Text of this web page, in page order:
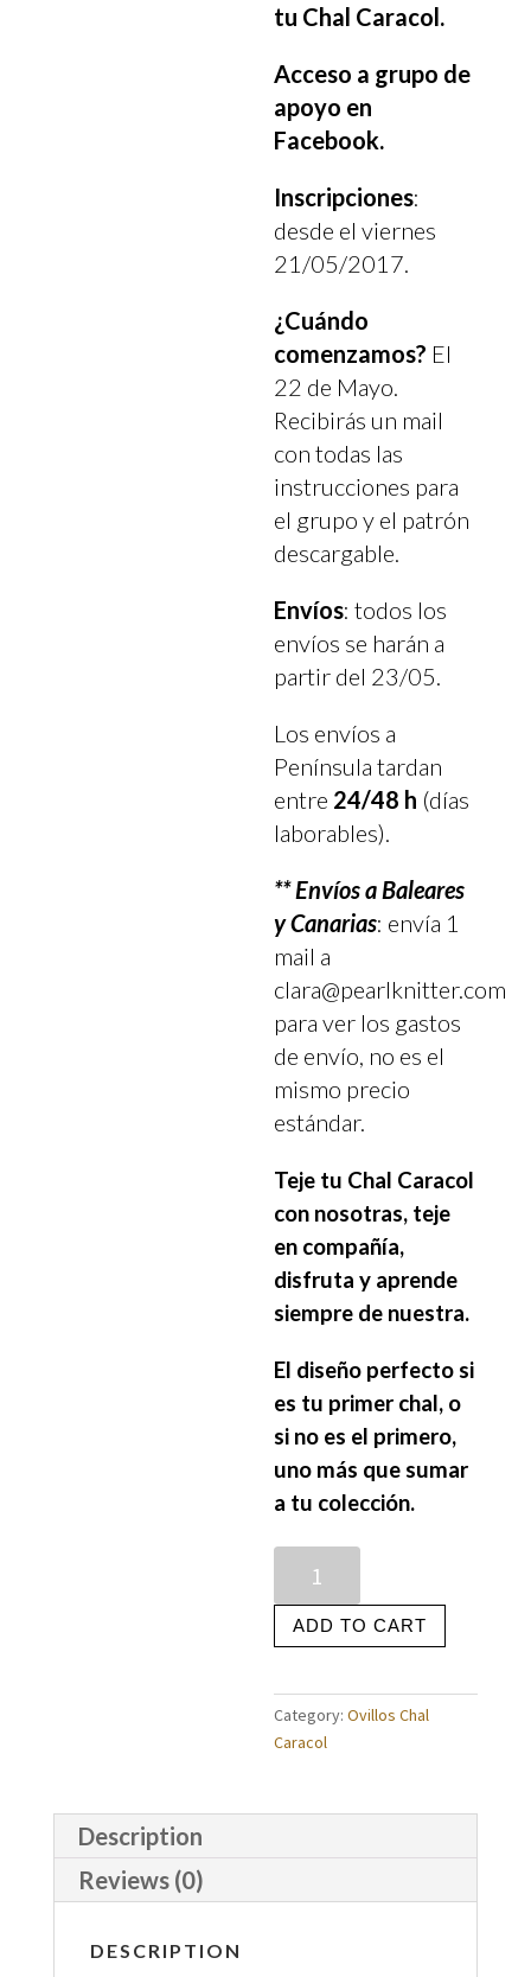
tu Chal Caracol.
Acceso a grupo de
apoyo en
Facebook.
Inscripciones:
desde el viernes
21/05/2017.
¿Cuándo
comenzamos? El
22 de Mayo.
Recibirás un mail
con todas las
instrucciones para
el grupo y el patrón
descargable.
Envíos: todos los
envíos se harán a
partir del 23/05.
Los envíos a
Península tardan
entre 24/48 h (días
laborables).
** Envíos a Baleares
y Canarias: envía 1
mail a
clara@pearlknitter.com
para ver los gastos
de envío, no es el
mismo precio
estándar.
Teje tu Chal Caracol
con nosotras, teje
en compañía,
disfruta y aprende
siempre de nuestra.
El diseño perfecto si
es tu primer chal, o
si no es el primero,
uno más que sumar
a tu colección.
ADD TO CART
Category:Ovillos Chal
Caracol
Description
Reviews (0)
DESCRIPTION